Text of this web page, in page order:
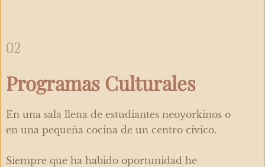
02
Programas Culturales
En una sala llena de estudiantes neoyorkinos o
en una pequeña cocina de un centro cívico.
Siempre que ha habido oportunidad he